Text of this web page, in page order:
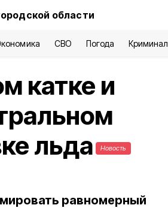
области
СВО Погода Криминал
катке и
льда
Новость
равномерный